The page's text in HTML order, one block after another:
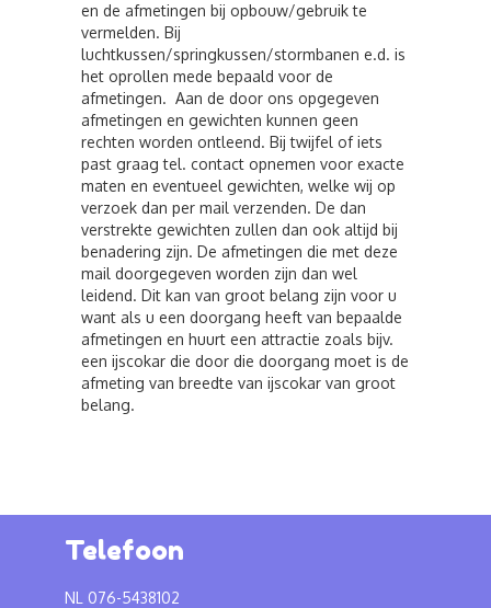
en de afmetingen bij opbouw/gebruik te
vermelden. Bij
luchtkussen/springkussen/stormbanen e.d. is
het oprollen mede bepaald voor de
afmetingen. Aan de door ons opgegeven
afmetingen en gewichten kunnen geen
rechten worden ontleend. Bij twijfel of iets
past graag tel. contact opnemen voor exacte
maten en eventueel gewichten, welke wij op
verzoek dan per mail verzenden. De dan
verstrekte gewichten zullen dan ook altijd bij
benadering zijn. De afmetingen die met deze
mail doorgegeven worden zijn dan wel
leidend. Dit kan van groot belang zijn voor u
want als u een doorgang heeft van bepaalde
afmetingen en huurt een attractie zoals bijv.
een ijscokar die door die doorgang moet is de
afmeting van breedte van ijscokar van groot
belang.
Telefoon
NL 076-5438102